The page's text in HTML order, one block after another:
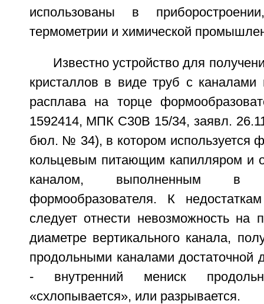
использованы в
термометрии и химической
Известно устройство для
кристаллов в виде труб с каналами
расплава на торце
1592414, МПК С30В 15/34, заявл.
бюл. № 34), в котором используется
кольцевым питающим капилляром и
каналом, выполненным в
формообразователя. К
следует отнести невозможность на
диаметре вертикального канала,
продольными каналами
- внутренний мениск
«схлопывается», или разрывается.